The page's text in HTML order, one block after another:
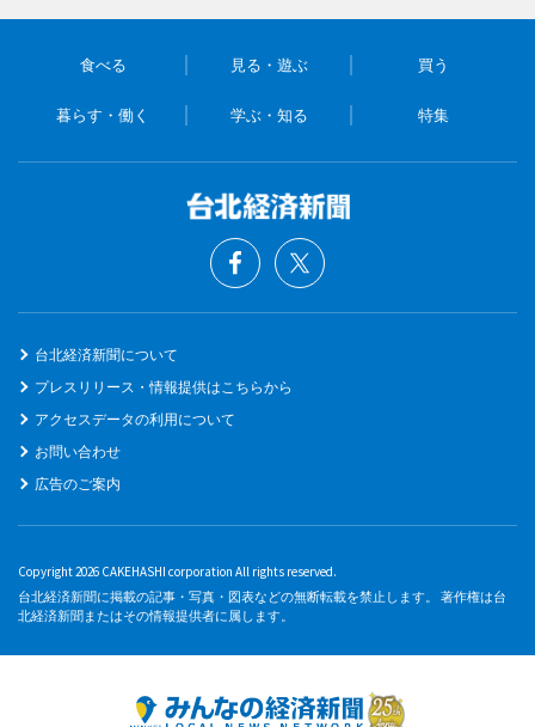
食べる 見る・遊ぶ 買う
暮らす・働く 学ぶ・知る 特集
台北経済新聞について
プレスリリース・情報提供はこちらから
アクセスデータの利用について
お問い合わせ
広告のご案内
Copyright 2026 CAKEHASHI corporation All rights reserved.
台北経済新聞に掲載の記事・写真・図表などの無断転載を禁止します。 著作権は台
北経済新聞またはその情報提供者に属します。